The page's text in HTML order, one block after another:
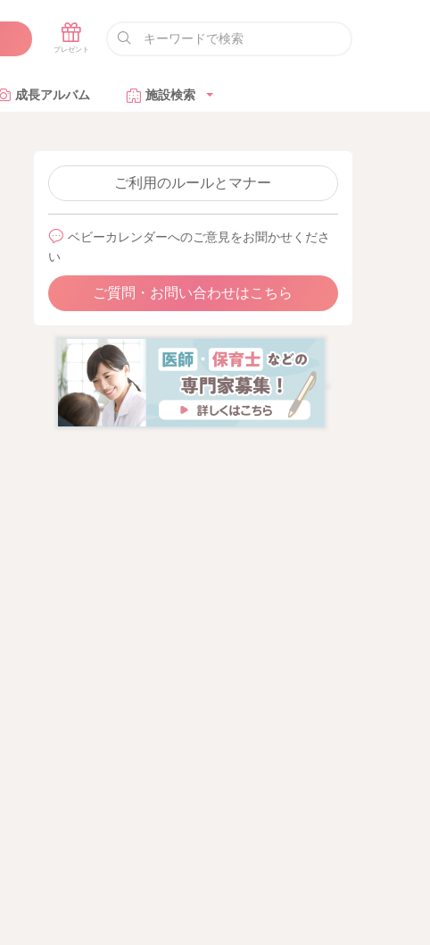
成長アルバム 施設検索
ご利用のルールとマナー
ベビーカレンダーへのご意見をお聞かせくださ
い
ご質問・お問い合わせはこちら